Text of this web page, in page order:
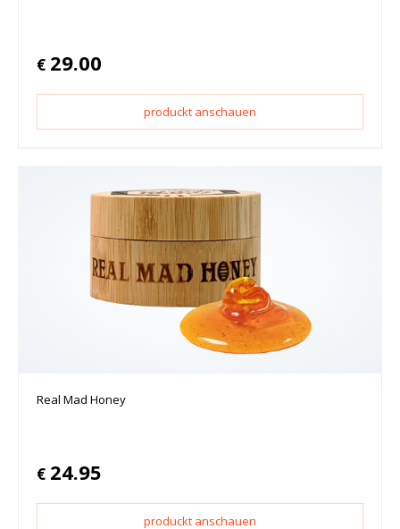
€ 29.00
produckt anschauen
Real Mad Honey
€ 24.95
produckt anschauen